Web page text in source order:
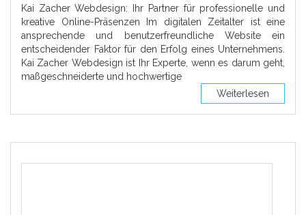
Kai Zacher Webdesign: Ihr Partner für professionelle und
kreative Online-Präsenzen Im digitalen Zeitalter ist eine
ansprechende und benutzerfreundliche Website ein
entscheidender Faktor für den Erfolg eines Unternehmens.
Kai Zacher Webdesign ist Ihr Experte, wenn es darum geht,
maßgeschneiderte und hochwertige
Weiterlesen